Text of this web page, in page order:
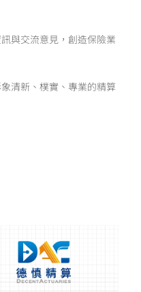
與交流意見，創造保險業
清新、樸實、專業的精算